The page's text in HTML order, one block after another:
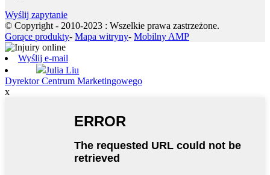
Wyślij zapytanie
© Copyright - 2010-2023 : Wszelkie prawa zastrzeżone.
Gorące produkty- Mapa witryny- Mobilny AMP
Wyślij e-mail
Julia Liu
Dyrektor Centrum Marketingowego
x